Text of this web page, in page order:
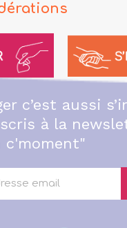
c’est aussi
à la
c'moment"